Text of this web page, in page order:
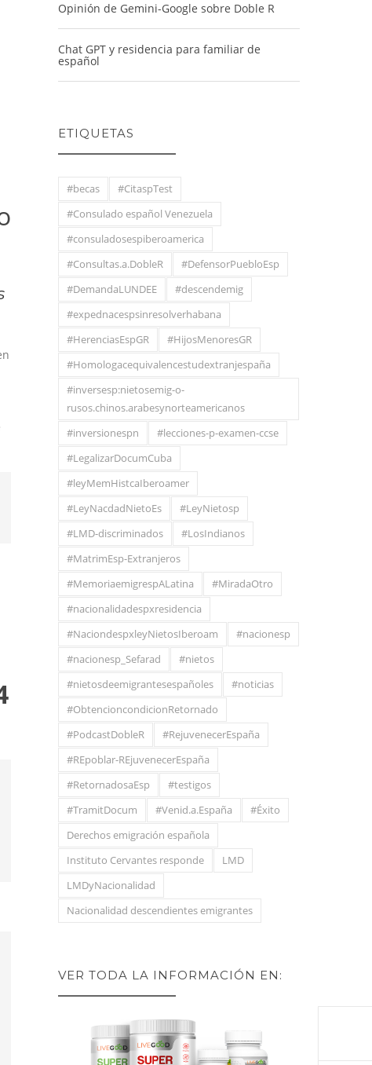
Opinión de Gemini-Google sobre Doble R
Chat GPT y residencia para familiar de
español
ETIQUETAS
#becas
#CitaspTest
#Consulado español Venezuela
#consuladosespiberoamerica
#Consultas.a.DobleR
#DefensorPuebloEsp
#DemandaLUNDEE
#descendemig
#expednacespsinresolverhabana
#HerenciasEspGR
#HijosMenoresGR
#Homologacequivalencestudextranjespaña
#inversesp:nietosemig-o-
rusos.chinos.arabesynorteamericanos
#inversionespn
#lecciones-p-examen-ccse
#LegalizarDocumCuba
#leyMemHistcaIberoamer
#LeyNacdadNietoEs
#LeyNietosp
#LMD-discriminados
#LosIndianos
#MatrimEsp-Extranjeros
#MemoriaemigrespALatina
#MiradaOtro
#nacionalidadespxresidencia
#NaciondespxleyNietosIberoam
#nacionesp
#nacionesp_Sefarad
#nietos
#nietosdeemigrantesespañoles
#noticias
#ObtencioncondicionRetornado
#PodcastDobleR
#RejuvenecerEspaña
#REpoblar-REjuvenecerEspaña
#RetornadosaEsp
#testigos
#TramitDocum
#Venid.a.España
#Éxito
Derechos emigración española
Instituto Cervantes responde
LMD
LMDyNacionalidad
Nacionalidad descendientes emigrantes
VER TODA LA INFORMACIÓN EN: